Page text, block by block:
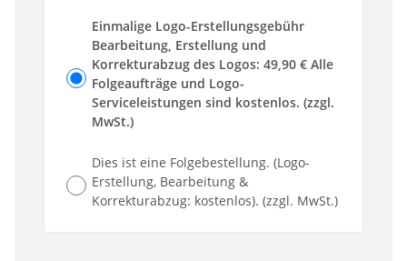
Einmalige Logo-Erstellungsgebühr
Bearbeitung, Erstellung und
Korrekturabzug des Logos: 49,90 € Alle
Folgeaufträge und Logo-
Serviceleistungen sind kostenlos. (zzgl.
MwSt.)
Dies ist eine Folgebestellung. (Logo-
Erstellung, Bearbeitung &
Korrekturabzug: kostenlos). (zzgl. MwSt.)